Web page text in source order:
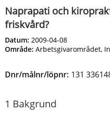
Naprapati och
friskvård?
Datum: 2009-04-08
Område: Arbetsgivarområdet,
Dnr/målnr/löpnr: 131
1 Bakgrund